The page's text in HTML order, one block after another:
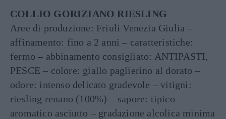
COLLIO GORIZIANO RIESLING
Aree di produzione: Friuli Venezia Giulia –
affinamento: fino a 2 anni – caratteristiche:
fermo – abbinamento consigliato: ANTIPASTI,
PESCE – colore: giallo paglierino al dorato –
odore: intenso delicato gradevole – vitigni:
riesling renano (100%) – sapore: tipico
aromatico asciutto – gradazione alcolica minima